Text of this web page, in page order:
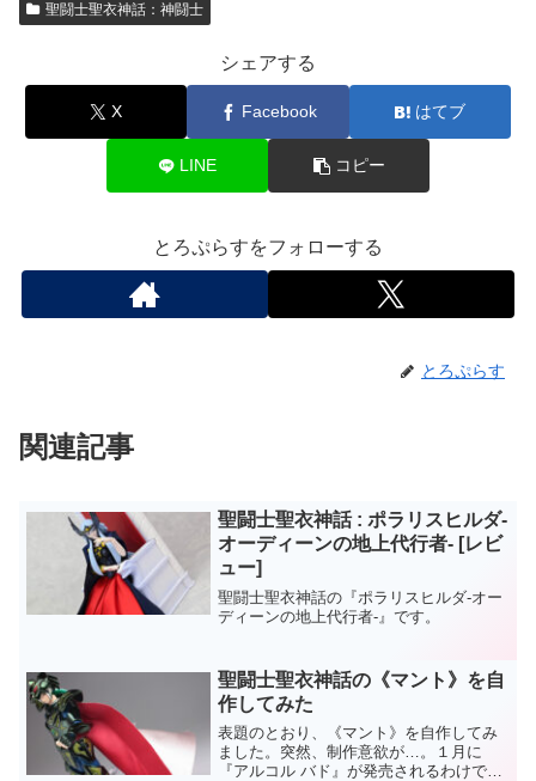
聖闘士聖衣神話：神闘士
シェアする
X Facebook はてブ
LINE コピー
とろぷらすをフォローする
とろぷらす
関連記事
聖闘士聖衣神話 : ポラリスヒルダ-
オーディーンの地上代行者- [レビ
ュー]
聖闘士聖衣神話の『ポラリスヒルダ-オー
ディーンの地上代行者-』です。
聖闘士聖衣神話の《マント》を自
作してみた
表題のとおり、《マント》を自作してみ
ました。突然、制作意欲が…。１月に
『アルコル バド』が発売されるわけです